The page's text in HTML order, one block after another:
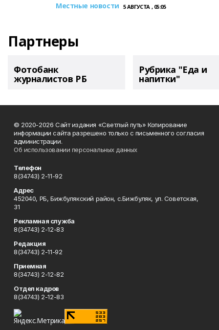
Местные новости 5 АВГУСТА , 05:05
Партнеры
Фотобанк
журналистов РБ
Рубрика "Еда и
напитки"
© 2020-2026 Сайт издания «Светлый путь» Копирование
информации сайта разрешено только с письменного согласия
администрации.
Об использовании персональных данных
Телефон
8(34743) 2-11-92
Адрес
452040, РБ, Бижбулякский район, с.Бижбуляк, ул. Советская,
31
Рекламная служба
8(34743) 2-12-83
Редакция
8(34743) 2-11-92
Приемная
8(34743) 2-12-82
Отдел кадров
8(34743) 2-12-83